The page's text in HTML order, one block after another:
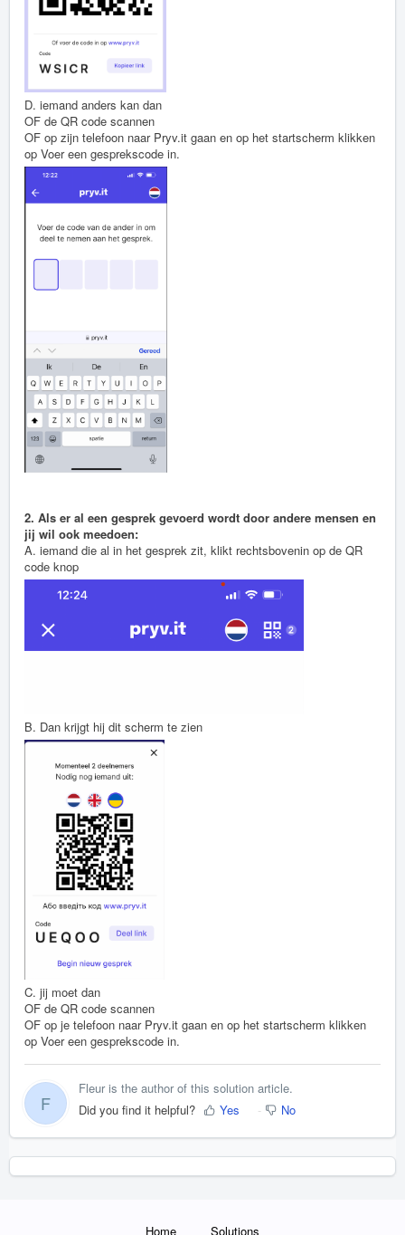
D. iemand anders kan dan
OF de QR code scannen
OF op zijn telefoon naar Pryv.it gaan en op het startscherm klikken
op Voer een gesprekscode in.
2. Als er al een gesprek gevoerd wordt door andere mensen en
jij wil ook meedoen:
A. iemand die al in het gesprek zit, klikt rechtsbovenin op de QR
code knop
B. Dan krijgt hij dit scherm te zien
C. jij moet dan
OF de QR code scannen
OF op je telefoon naar Pryv.it gaan en op het startscherm klikken
op Voer een gesprekscode in.
F
Fleur is the author of this solution article.
Did you find it helpful?
Yes No
Home Solutions